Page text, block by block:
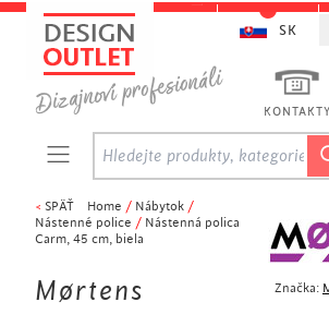
Značka:
< SPÄŤ Home / Nábytok /
Nástenné police / Nástenná polica
Carm, 45 cm, biela
Mørtens
KONTAKTY
SK